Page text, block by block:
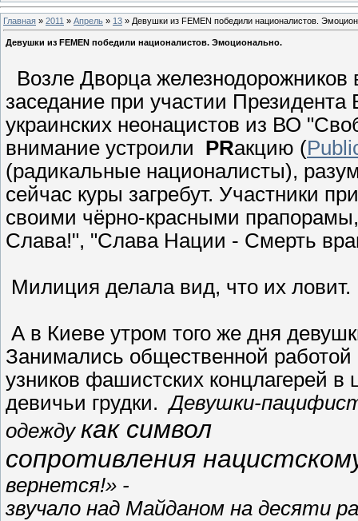
Главная » 2011 » Апрель » 13 » Девушки из FEMEN победили националистов.
Девушки из FEMEN победили националистов. Эмоционально.
Возле Дворца
заседание при участии Президента
украинских неонацистов из ВО
внимание устроили PRакцию (
(радикальные националисты),
сейчас куры загребут. Участники
своими чёрно-красными
Слава!", "Слава Нации - Смерть
Милиция делала вид, что их ловит.
А в Киеве утром того же дня
Занимались общественной
узников фашистских концлагерей
девичьи грудки.Девушки-
одежду как символ
сопротивления
вернется!» -
звучало над Майданом на десяти